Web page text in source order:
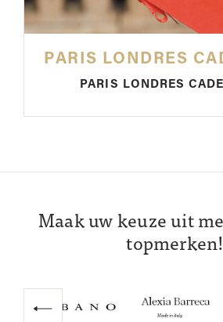
PARIS LONDRES
PARIS LONDRES
Maak uw keuze uit
topmerken!